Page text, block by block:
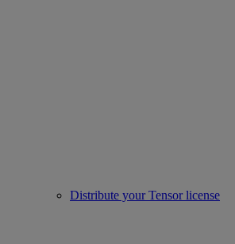
Distribute your Tensor license